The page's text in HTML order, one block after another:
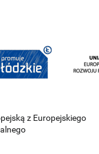
z Europejskiego